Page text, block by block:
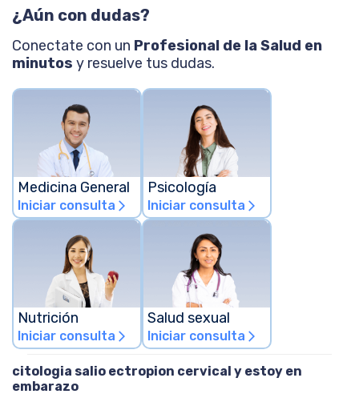
¿Aún con dudas?
Conectate con un Profesional de la Salud en
minutos y resuelve tus dudas.
Medicina General
Iniciar consulta arrow_forward_ios
Psicología
Iniciar consulta arrow_forward_ios
Nutrición
Iniciar consulta arrow_forward_ios
Salud sexual
Iniciar consulta arrow_forward_ios
citologia salio ectropion cervical y estoy en
embarazo